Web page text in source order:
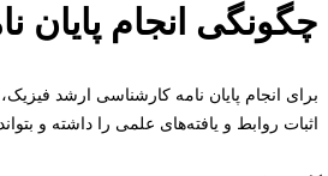
چگونگی انجام پایان
برای انجام پایان نامه کارشناسی ارشد
اثبات روابط و یافته‌های علمی را داشته و